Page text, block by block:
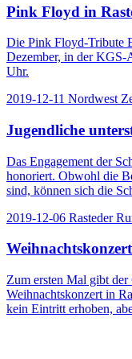
Pink Floyd in
Die Pink Floyd-Tribute
Dezember, in der KGS-
Uhr.
2019-12-11 Nordwest
Jugendliche
Das Engagement der
honoriert. Obwohl die
sind, können sich die
2019-12-06 Rasteder
Zum ersten Mal gibt der
Weihnachtskonzert in
kein Eintritt erhoben,